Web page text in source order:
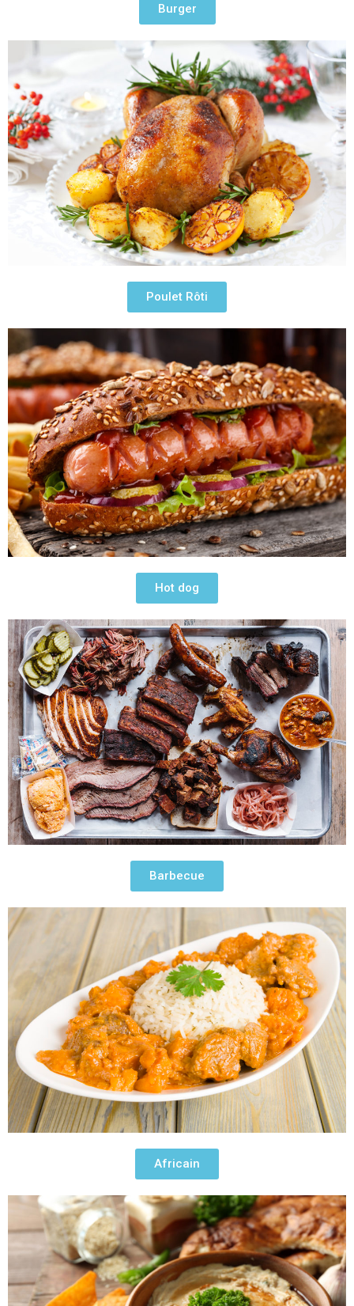
Burger
Poulet Rôti
Hot dog
Barbecue
Africain